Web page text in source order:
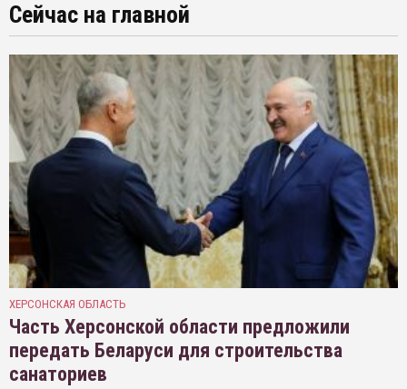
Сейчас на главной
ХЕРСОНСКАЯ ОБЛАСТЬ
Часть Херсонской области предложили
передать Беларуси для строительства
санаториев